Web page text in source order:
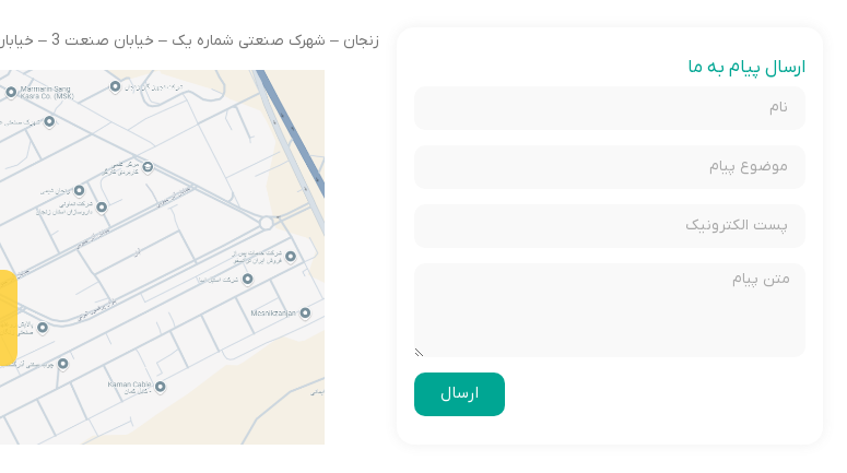
ارسال پیام به ما
ارسال
زنجان – شهرک صنعتی شماره یک – خیابان صنعت 3 – خیابان یاوران 9 – پلاک 494 – کد پستی : 4533154178